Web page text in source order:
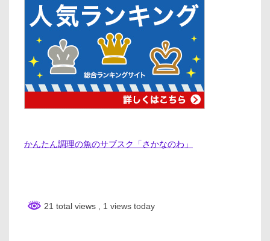
かんたん調理の魚のサブスク「さかなのわ」
21 total views , 1 views today